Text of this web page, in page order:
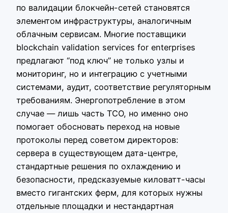
по валидации блокчейн-сетей становятся
элементом инфраструктуры, аналогичным
облачным сервисам. Многие поставщики
blockchain validation services for enterprises
предлагают “под ключ” не только узлы и
мониторинг, но и интеграцию с учетными
системами, аудит, соответствие регуляторным
требованиям. Энергопотребление в этом
случае — лишь часть TCO, но именно оно
помогает обосновать переход на новые
протоколы перед советом директоров:
сервера в существующем дата-центре,
стандартные решения по охлаждению и
безопасности, предсказуемые киловатт-часы
вместо гигантских ферм, для которых нужны
отдельные площадки и нестандартная